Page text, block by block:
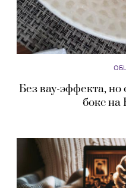
Без вау-эффекта,
бокс на